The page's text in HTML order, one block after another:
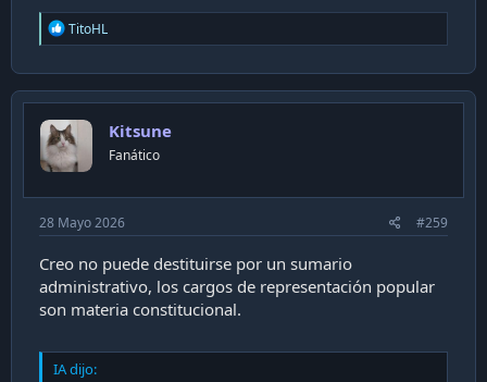
R
e
c
t
o
n
s
TitoHL
Kitsune
Fanático
28 Mayo 2026 #259
Creo no puede destituirse por un sumario
administrativo, los cargos de representación popular
son materia constitucional.
IA dijo: